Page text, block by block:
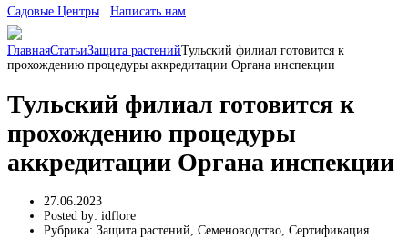
Cадовые Центры
Написать нам
ГлавнаяСтатьиЗащита растенийТульский филиал готовится к
прохождению процедуры аккредитации Органа инспекции
Тульский филиал готовится к
прохождению процедуры
аккредитации Органа инспекции
27.06.2023
Posted by: idflore
Рубрика: Защита растений, Семеноводство, Сертификация